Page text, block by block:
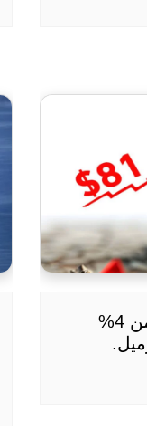
أسعار النفط ترتفع بأكثر من 4%